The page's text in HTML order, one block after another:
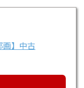
画】中古